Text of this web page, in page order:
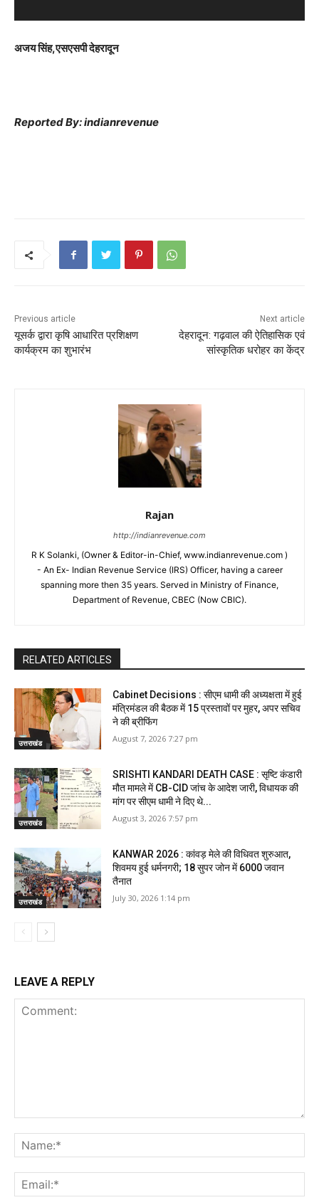
r
अजय सिंह,एसएसपी देहरादून
Reported By: indianrevenue
Previous article
यूसर्क द्वारा कृषि आधारित प्रशिक्षण
कार्यक्रम का शुभारंभ
Next article
देहरादून: गढ़वाल की ऐतिहासिक एवं
सांस्कृतिक धरोहर का केंद्र
Rajan
http://indianrevenue.com
R K Solanki, (Owner & Editor-in-Chief, www.indianrevenue.com )
- An Ex- Indian Revenue Service (IRS) Officer, having a career
spanning more then 35 years. Served in Ministry of Finance,
Department of Revenue, CBEC (Now CBIC).
RELATED ARTICLES
उत्तराखंड
Cabinet Decisions : सीएम धामी की अध्यक्षता में हुई
मंत्रिमंडल की बैठक में 15 प्रस्तावों पर मुहर, अपर सचिव
ने की ब्रीफिंग
August 7, 2026 7:27 pm
उत्तराखंड
SRISHTI KANDARI DEATH CASE : सृष्टि कंडारी
मौत मामले में CB-CID जांच के आदेश जारी, विधायक की
मांग पर सीएम धामी ने दिए थे...
August 3, 2026 7:57 pm
उत्तराखंड
KANWAR 2026 : कांवड़ मेले की विधिवत शुरुआत,
शिवमय हुई धर्मनगरी; 18 सुपर जोन में 6000 जवान
तैनात
July 30, 2026 1:14 pm
LEAVE A REPLY